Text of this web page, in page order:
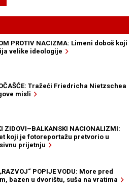
PROTIV NACIZMA: Limeni doboš koji
velike ideologije
Tražeći Friedricha Nietzschea
misli
ZIDOVI–BALKANSKI NACIONALIZMI:
koji je fotoreportažu pretvorio u
prijetnju
POPIJE VODU: More pred
bazen u dvorištu, suša na vratima